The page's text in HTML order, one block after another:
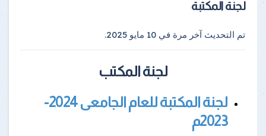
لجنة المكتبة
تم التحديث آخر مرة في 10 مايو 2025 .
لجنة المكتب
لجنة المكتبة للعام الجامعى 2024-
2023م